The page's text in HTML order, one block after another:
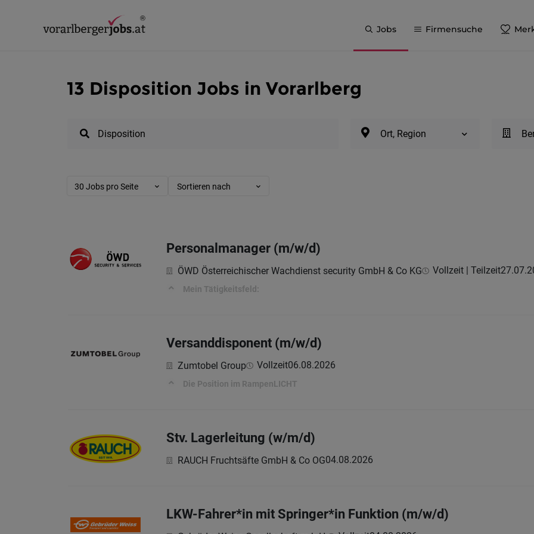
Jobs Firmensuche
13 Disposition Jobs in Vorarlberg
Ort, Region
30 Jobs pro Seite Sortieren nach
Personalmanager (m/w/d)
ÖWD Österreichischer Wachdienst security GmbH & Co KG Vollzeit | Teilzeit
Mein Tätigkeitsfeld:
Versanddisponent (m/w/d)
Zumtobel Group Vollzeit06.08.2026
Die Position im RampenLICHT
Stv. Lagerleitung (w/m/d)
RAUCH Fruchtsäfte GmbH & Co OG04.08.2026
LKW-Fahrer*in mit Springer*in Funktion (m/w/d)